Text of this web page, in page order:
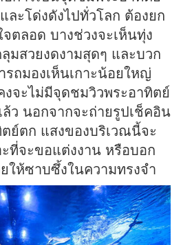
ะโด่งดังไปทั่วโลก ต้องยก
ตลอด บางช่วงจะเห็นทุ่ง
สวยงดงามสุดๆ และบวก
ถมองเห็นเกาะน้อยใหญ่
งจะไม่มีจุดชมวิวพระอาทิตย์
ว นอกจากจะถ่ายรูปเช็คอิน
ย์ตก แสงของบริเวณนี้จะ
ที่จะขอแต่งงาน หรือบอก
ให้ซาบซึ้งในความทรงจำ